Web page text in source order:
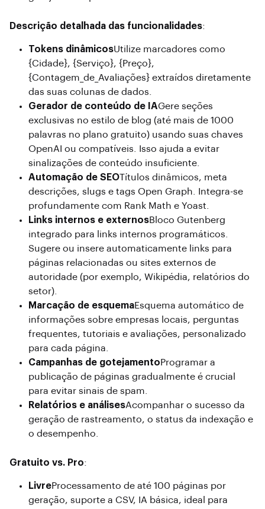
Descrição detalhada das funcionalidades:
Tokens dinâmicosUtilize marcadores como
{Cidade}, {Serviço}, {Preço},
{Contagem_de_Avaliações} extraídos diretamente
das suas colunas de dados.
Gerador de conteúdo de IAGere seções
exclusivas no estilo de blog (até mais de 1000
palavras no plano gratuito) usando suas chaves
OpenAI ou compatíveis. Isso ajuda a evitar
sinalizações de conteúdo insuficiente.
Automação de SEOTítulos dinâmicos, meta
descrições, slugs e tags Open Graph. Integra-se
profundamente com Rank Math e Yoast.
Links internos e externosBloco Gutenberg
integrado para links internos programáticos.
Sugere ou insere automaticamente links para
páginas relacionadas ou sites externos de
autoridade (por exemplo, Wikipédia, relatórios do
setor).
Marcação de esquemaEsquema automático de
informações sobre empresas locais, perguntas
frequentes, tutoriais e avaliações, personalizado
para cada página.
Campanhas de gotejamentoProgramar a
publicação de páginas gradualmente é crucial
para evitar sinais de spam.
Relatórios e análisesAcompanhar o sucesso da
geração de rastreamento, o status da indexação e
o desempenho.
Gratuito vs. Pro:
LivreProcessamento de até 100 páginas por
geração, suporte a CSV, IA básica, ideal para